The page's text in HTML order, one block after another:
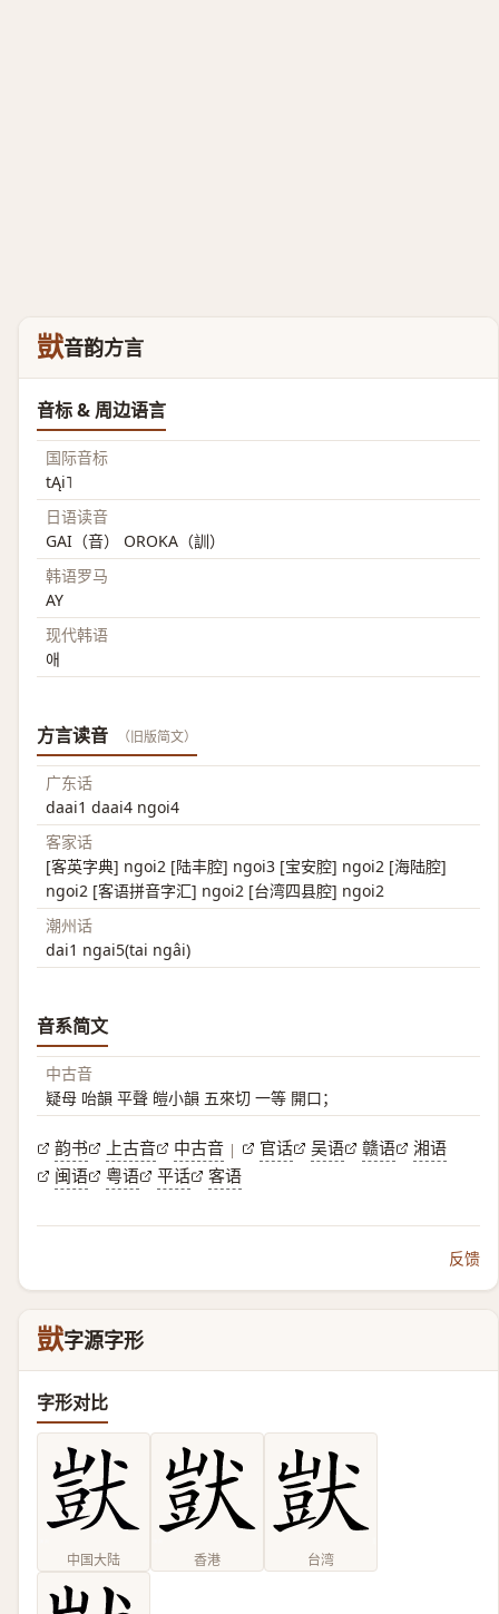
獃音韵方言
音标 & 周边语言
国际音标
tĄi˥
日语读音
GAI（音） OROKA（訓）
韩语罗马
AY
现代韩语
애
方言读音 （旧版简文）
广东话
daai1 daai4 ngoi4
客家话
[客英字典] ngoi2 [陆丰腔] ngoi3 [宝安腔] ngoi2 [海陆腔]
ngoi2 [客语拼音字汇] ngoi2 [台湾四县腔] ngoi2
潮州话
dai1 ngai5(tai ngâi)
音系简文
中古音
疑母 咍韻 平聲 皚小韻 五來切 一等 開口；
韵书 上古音 中古音 | 官话 吴语 赣语
湘语
闽语
粤语 平话 客语
反馈
獃字源字形
字形对比
中国大陆 香港 台湾